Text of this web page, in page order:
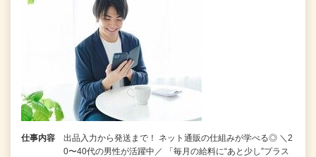
仕事内容
出品入力から発送まで！ ネット通販の仕組みが学べる◎ ＼2
0〜40代の男性が活躍中／ 「毎月の給料に“あと少し”プラス